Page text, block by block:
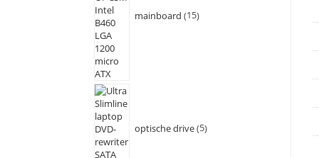
mainboard 15
optische drive 5